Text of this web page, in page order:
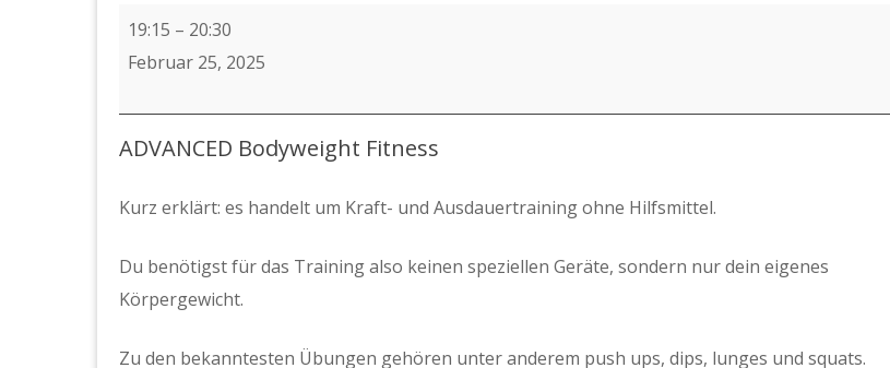
Bodyweight
Fitness
19:15 – 20:30
Februar 25, 2025
ADVANCED Bodyweight Fitness
Kurz erklärt: es handelt um Kraft- und Ausdauertraining ohne Hilfsmittel.
Du benötigst für das Training also keinen speziellen Geräte, sondern nur dein eigenes
Körpergewicht.
Zu den bekanntesten Übungen gehören unter anderem push ups, dips, lunges und squats.